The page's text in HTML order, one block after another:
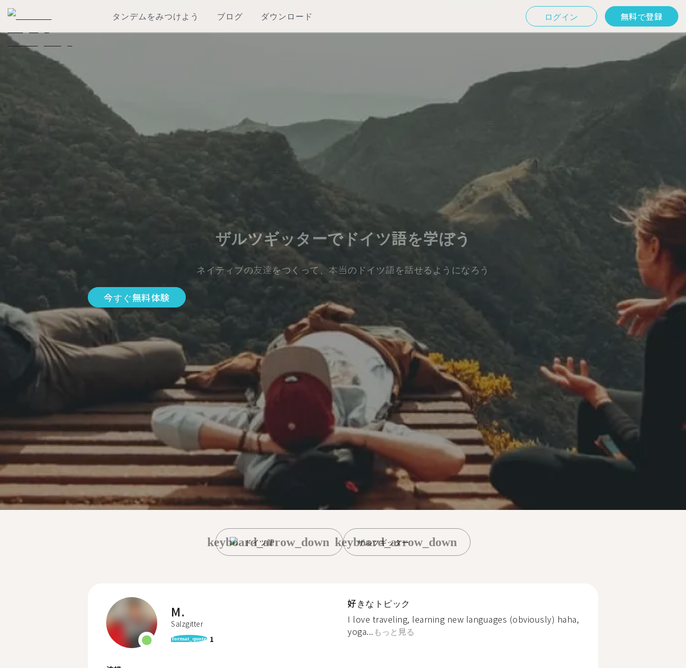
タンデムをみつけよう ブログ ダウンロード ログイン 無料で登録
ザルツギッターでドイツ語を学ぼう
ネイティブの友達をつくって、本当のドイツ語を話せるようになろう
今すぐ無料体験
ドイツ語
keyboard_arrow_down ザルツギッター
keyboard_arrow_down
M.
Salzgitter
format_quote 1
好きなトピック
I love traveling, learning new languages (obviously) haha,
yoga... もっと見る